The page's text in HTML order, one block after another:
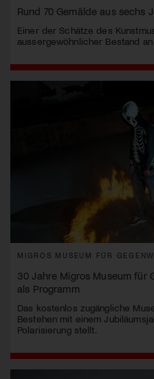
Rund 70 Gemälde aus sechs
Einer der Schätze des
aussergewöhnlicher Bestand
MIGROS MUSEUM FÜR
30 Jahre Migros Museum für
als Programm
Das kostenlos zugängliche
Bestehen mit einem
Polarisierung stellt.